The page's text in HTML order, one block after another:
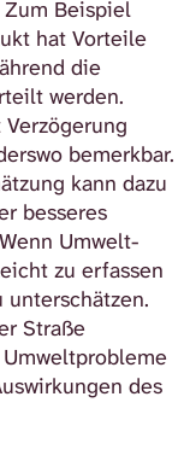
Zum Beispiel
hat Vorteile
die
werden.
bemerkbar.
kann dazu
besseres
Umwelt-
zu erfassen
unterschätzen.
Straße
des